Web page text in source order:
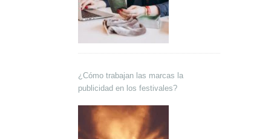
¿Cómo trabajan las marcas la
publicidad en los festivales?